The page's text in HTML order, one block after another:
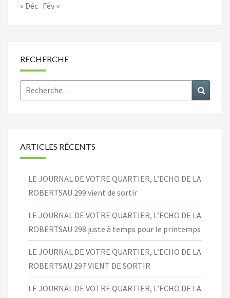
« Déc Fév »
RECHERCHE
Rechercher :
ARTICLES RÉCENTS
LE JOURNAL DE VOTRE QUARTIER, L’ECHO DE LA
ROBERTSAU 299 vient de sortir
LE JOURNAL DE VOTRE QUARTIER, L’ECHO DE LA
ROBERTSAU 298 juste à temps pour le printemps
LE JOURNAL DE VOTRE QUARTIER, L’ECHO DE LA
ROBERTSAU 297 VIENT DE SORTIR
LE JOURNAL DE VOTRE QUARTIER, L’ECHO DE LA